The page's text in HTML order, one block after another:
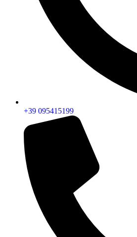
+39 095415199